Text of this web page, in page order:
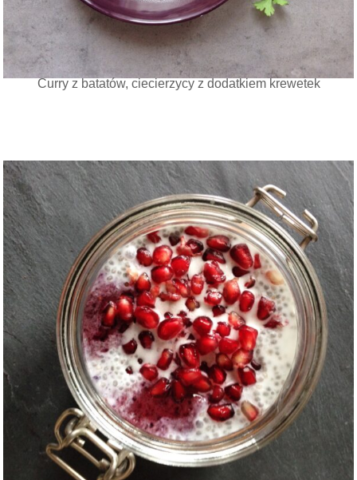
Curry z batatów, ciecierzycy z dodatkiem krewetek